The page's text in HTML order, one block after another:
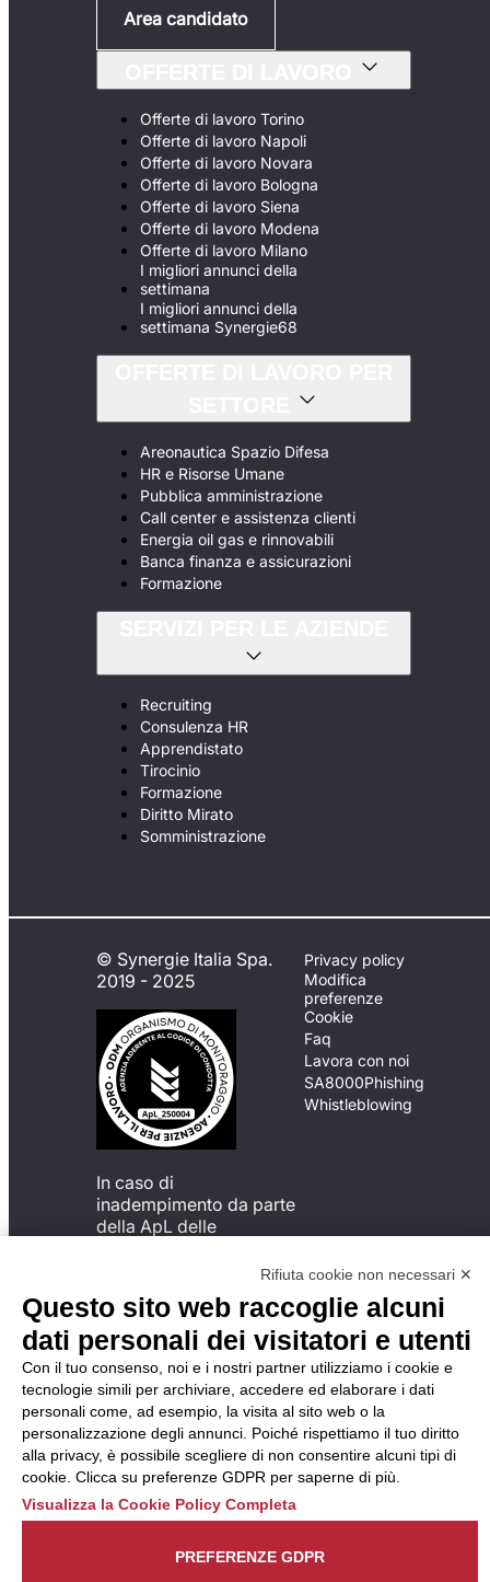
Area candidato
Offerte di lavoro Torino
Offerte di lavoro Napoli
Offerte di lavoro Novara
Offerte di lavoro Bologna
Offerte di lavoro Siena
Offerte di lavoro Modena
Offerte di lavoro Milano
I migliori annunci della
settimana
I migliori annunci della
settimana Synergie68
Areonautica Spazio Difesa
HR e Risorse Umane
Pubblica amministrazione
Call center e assistenza clienti
Energia oil gas e rinnovabili
Banca finanza e assicurazioni
Formazione
Recruiting
Consulenza HR
Apprendistato
Tirocinio
Formazione
Diritto Mirato
Somministrazione
© Synergie Italia Spa.
2019 - 2025
In caso di
inadempimento da parte
della ApL delle
del Codice di Condotta, è
possibile presentare un
reclamo
all’Organismo di
Monitoraggio utilizzando
una delle modalità
descritte al seguente
indirizzo web
https://odm-
agenzielavoro.it/reclami/ .
Privacy policy
Modifica
preferenze
Cookie
Faq
Lavora con noi
SA8000Phishing
Whistleblowing
Rifiuta cookie non necessari ✕
Questo sito web raccoglie alcuni
dati personali dei visitatori e utenti
Con il tuo consenso, noi e i nostri partner utilizziamo i cookie e
tecnologie simili per archiviare, accedere ed elaborare i dati
personali come, ad esempio, la visita al sito web o la
personalizzazione degli annunci. Poiché rispettiamo il tuo diritto
alla privacy, è possibile scegliere di non consentire alcuni tipi di
cookie. Clicca su preferenze GDPR per saperne di più.
Visualizza la Cookie Policy Completa
PREFERENZE GDPR